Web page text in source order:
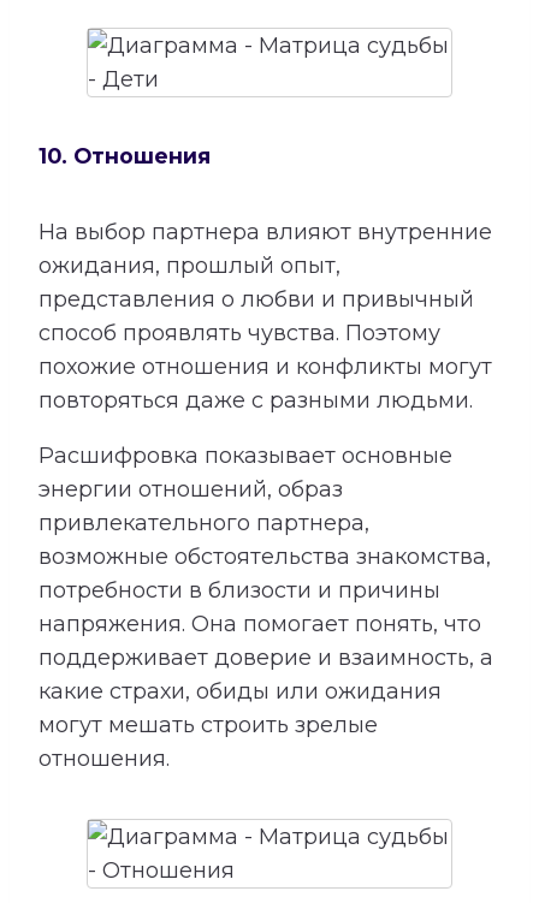
10. Отношения
На выбор партнера влияют внутренние
ожидания, прошлый опыт,
представления о любви и привычный
способ проявлять чувства. Поэтому
похожие отношения и конфликты могут
повторяться даже с разными людьми.
Расшифровка показывает основные
энергии отношений, образ
привлекательного партнера,
возможные обстоятельства знакомства,
потребности в близости и причины
напряжения. Она помогает понять, что
поддерживает доверие и взаимность, а
какие страхи, обиды или ожидания
могут мешать строить зрелые
отношения.